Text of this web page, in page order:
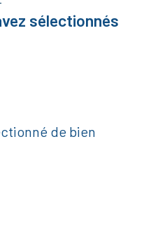
sélectionnés
de bien